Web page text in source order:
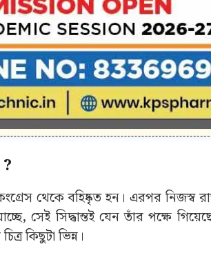
থেকে বহিষ্কৃত হন। এরপর নিজস্ব
সেই সিদ্ধান্তই যেন তাঁর পক্ষে
কিছুটা ভিন্ন।